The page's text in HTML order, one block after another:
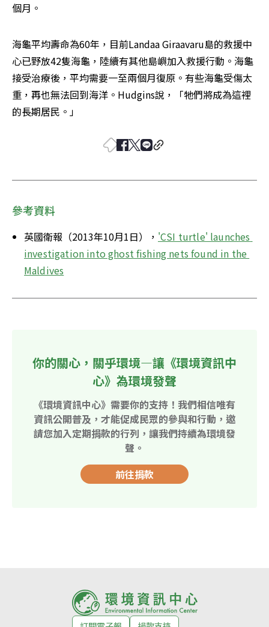
個月。
海龜平均壽命為60年，目前Landaa Giraavaru島的救援中
心已野放42隻海龜，陸續有其他島嶼加入救援行動。海龜
接受治療後，平均需要一至兩個月復原。有些海龜受傷太
重，再也無法回到海洋。Hudgins說，「牠們將成為這裡
的長期居民。」
參考資料
英國衛報（2013年10月1日）， 'CSI turtle' launches
investigation into ghost fishing nets found in the
Maldives
你的關心，關乎環境—讓《環境資訊中
心》為環境發聲
《環境資訊中心》需要你的支持！我們相信唯有
資訊公開普及，才能促成民眾的參與和行動，邀
請您加入定期捐款的行列，讓我們持續為環境發
聲。
前往捐款